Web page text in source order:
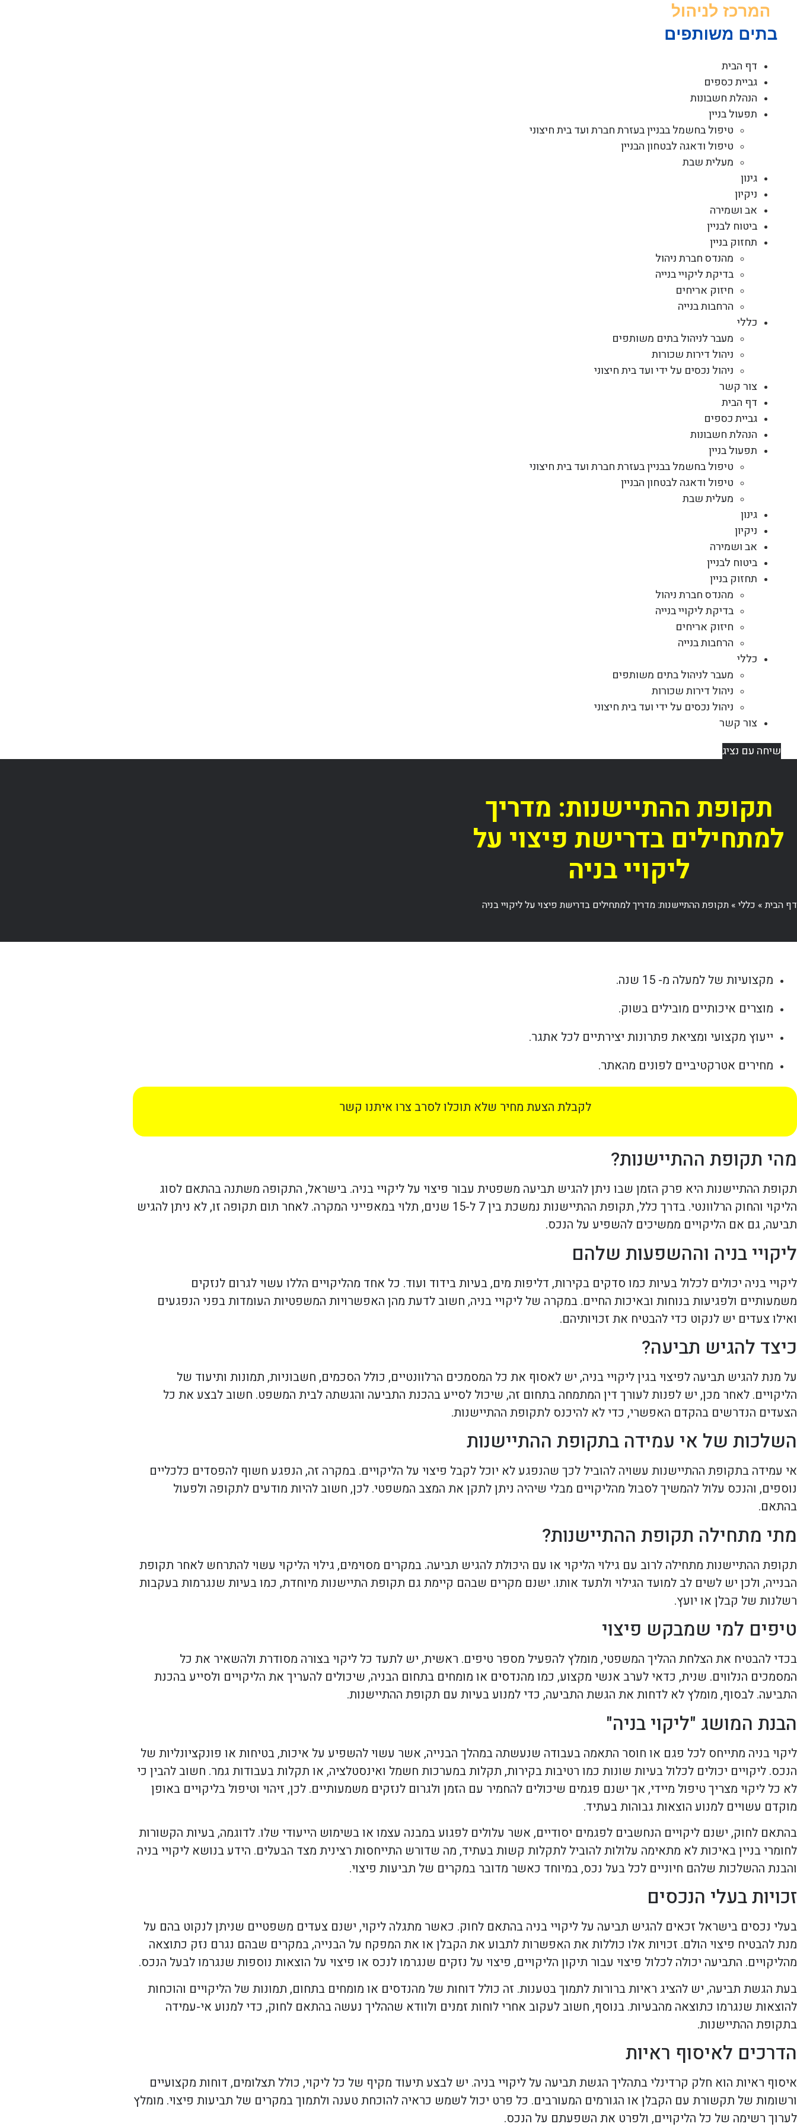
דף הבית
גביית כספים
הנהלת חשבונות
תפעול בניין
טיפול בחשמל בבניין בעזרת חברת ועד בית חיצוני
טיפול ודאגה לבטחון הבניין
מעלית שבת
גינון
ניקיון
אב ושמירה
ביטוח לבניין
תחזוק בניין
מהנדס חברת ניהול
בדיקת ליקויי בנייה
חיזוק אריחים
הרחבות בנייה
כללי
מעבר לניהול בתים משותפים
ניהול דירות שכורות
ניהול נכסים על ידי ועד בית חיצוני
צור קשר
דף הבית
גביית כספים
הנהלת חשבונות
תפעול בניין
טיפול בחשמל בבניין בעזרת חברת ועד בית חיצוני
טיפול ודאגה לבטחון הבניין
מעלית שבת
גינון
ניקיון
אב ושמירה
ביטוח לבניין
תחזוק בניין
מהנדס חברת ניהול
בדיקת ליקויי בנייה
חיזוק אריחים
הרחבות בנייה
כללי
מעבר לניהול בתים משותפים
ניהול דירות שכורות
ניהול נכסים על ידי ועד בית חיצוני
צור קשר
שיחה עם נציג
תקופת ההתיישנות: מדריך
למתחילים בדרישת פיצוי על
ליקויי בניה
דף הבית» כללי » תקופת ההתיישנות: מדריך למתחילים בדרישת פיצוי על ליקויי בניה
מקצועיות של למעלה מ- 15 שנה.
מוצרים איכותיים מובילים בשוק.
ייעוץ מקצועי ומציאת פתרונות יצירתיים לכל אתגר.
מחירים אטרקטיביים לפונים מהאתר.
לקבלת הצעת מחיר שלא תוכלו לסרב צרו איתנו קשר
מהי תקופת ההתיישנות?
תקופת ההתיישנות היא פרק הזמן שבו ניתן להגיש תביעה משפטית עבור פיצוי על ליקויי בניה. בישראל, התקופה משתנה בהתאם לסוג
הליקוי והחוק הרלוונטי. בדרך כלל, תקופת ההתיישנות נמשכת בין 7 ל-15 שנים, תלוי במאפייני המקרה. לאחר תום תקופה זו, לא ניתן להגיש
תביעה, גם אם הליקויים ממשיכים להשפיע על הנכס.
ליקויי בניה וההשפעות שלהם
ליקויי בניה יכולים לכלול בעיות כמו סדקים בקירות, דליפות מים, בעיות בידוד ועוד. כל אחד מהליקויים הללו עשוי לגרום לנזקים
משמעותיים ולפגיעות בנוחות ובאיכות החיים. במקרה של ליקויי בניה, חשוב לדעת מהן האפשרויות המשפטיות העומדות בפני הנפגעים
ואילו צעדים יש לנקוט כדי להבטיח את זכויותיהם.
כיצד להגיש תביעה?
על מנת להגיש תביעה לפיצוי בגין ליקויי בניה, יש לאסוף את כל המסמכים הרלוונטיים, כולל הסכמים, חשבוניות, תמונות ותיעוד של
הליקויים. לאחר מכן, יש לפנות לעורך דין המתמחה בתחום זה, שיכול לסייע בהכנת התביעה והגשתה לבית המשפט. חשוב לבצע את כל
הצעדים הנדרשים בהקדם האפשרי, כדי לא להיכנס לתקופת ההתיישנות.
השלכות של אי עמידה בתקופת ההתיישנות
אי עמידה בתקופת ההתיישנות עשויה להוביל לכך שהנפגע לא יוכל לקבל פיצוי על הליקויים. במקרה זה, הנפגע חשוף להפסדים כלכליים
נוספים, והנכס עלול להמשיך לסבול מהליקויים מבלי שיהיה ניתן לתקן את המצב המשפטי. לכן, חשוב להיות מודעים לתקופה ולפעול
בהתאם.
מתי מתחילה תקופת ההתיישנות?
תקופת ההתיישנות מתחילה לרוב עם גילוי הליקוי או עם היכולת להגיש תביעה. במקרים מסוימים, גילוי הליקוי עשוי להתרחש לאחר תקופת
הבנייה, ולכן יש לשים לב למועד הגילוי ולתעד אותו. ישנם מקרים שבהם קיימת גם תקופת התיישנות מיוחדת, כמו בעיות שנגרמות בעקבות
רשלנות של קבלן או יועץ.
טיפים למי שמבקש פיצוי
בכדי להבטיח את הצלחת ההליך המשפטי, מומלץ להפעיל מספר טיפים. ראשית, יש לתעד כל ליקוי בצורה מסודרת ולהשאיר את כל
המסמכים הנלווים. שנית, כדאי לערב אנשי מקצוע, כמו מהנדסים או מומחים בתחום הבניה, שיכולים להעריך את הליקויים ולסייע בהכנת
התביעה. לבסוף, מומלץ לא לדחות את הגשת התביעה, כדי למנוע בעיות עם תקופת ההתיישנות.
הבנת המושג "ליקוי בניה"
ליקוי בניה מתייחס לכל פגם או חוסר התאמה בעבודה שנעשתה במהלך הבנייה, אשר עשוי להשפיע על איכות, בטיחות או פונקציונליות של
הנכס. ליקויים יכולים לכלול בעיות שונות כמו רטיבות בקירות, תקלות במערכות חשמל ואינסטלציה, או תקלות בעבודות גמר. חשוב להבין כי
לא כל ליקוי מצריך טיפול מיידי, אך ישנם פגמים שיכולים להחמיר עם הזמן ולגרום לנזקים משמעותיים. לכן, זיהוי וטיפול בליקויים באופן
מוקדם עשויים למנוע הוצאות גבוהות בעתיד.
בהתאם לחוק, ישנם ליקויים הנחשבים לפגמים יסודיים, אשר עלולים לפגוע במבנה עצמו או בשימוש הייעודי שלו. לדוגמה, בעיות הקשורות
לחומרי בניין באיכות לא מתאימה עלולות להוביל לתקלות קשות בעתיד, מה שדורש התייחסות רצינית מצד הבעלים. הידע בנושא ליקויי בניה
והבנת ההשלכות שלהם חיוניים לכל בעל נכס, במיוחד כאשר מדובר במקרים של תביעות פיצוי.
זכויות בעלי הנכסים
בעלי נכסים בישראל זכאים להגיש תביעה על ליקויי בניה בהתאם לחוק. כאשר מתגלה ליקוי, ישנם צעדים משפטיים שניתן לנקוט בהם על
מנת להבטיח פיצוי הולם. זכויות אלו כוללות את האפשרות לתבוע את הקבלן או את המפקח על הבנייה, במקרים שבהם נגרם נזק כתוצאה
מהליקויים. התביעה יכולה לכלול פיצוי עבור תיקון הליקויים, פיצוי על נזקים שנגרמו לנכס או פיצוי על הוצאות נוספות שנגרמו לבעל הנכס.
בעת הגשת תביעה, יש להציג ראיות ברורות לתמוך בטענות. זה כולל דוחות של מהנדסים או מומחים בתחום, תמונות של הליקויים והוכחות
להוצאות שנגרמו כתוצאה מהבעיות. בנוסף, חשוב לעקוב אחרי לוחות זמנים ולוודא שההליך נעשה בהתאם לחוק, כדי למנוע אי-עמידה
בתקופת ההתיישנות.
הדרכים לאיסוף ראיות
איסוף ראיות הוא חלק קרדינלי בתהליך הגשת תביעה על ליקויי בניה. יש לבצע תיעוד מקיף של כל ליקוי, כולל תצלומים, דוחות מקצועיים
ורשומות של תקשורת עם הקבלן או הגורמים המעורבים. כל פרט יכול לשמש כראיה להוכחת טענה ולתמוך במקרים של תביעות פיצוי. מומלץ
לערוך רשימה של כל הליקויים, ולפרט את השפעתם על הנכס.